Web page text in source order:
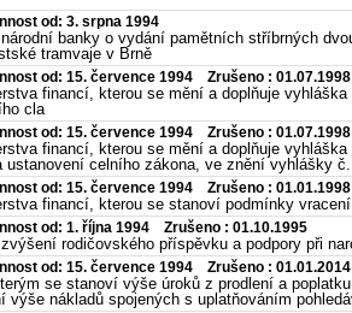
od: 3. srpna 1994
banky o vydání pamětních stříbrných
tramvaje v Brně
od: 15. července 1994 Zrušeno : 01.07.1998
financí, kterou se mění a doplňuje
cla
od: 15. července 1994 Zrušeno : 01.07.1998
financí, kterou se mění a doplňuje
ustanovení celního zákona, ve znění vyhlášky
od: 15. července 1994 Zrušeno : 01.01.1998
financí, kterou se stanoví podmínky
od: 1. října 1994 Zrušeno : 01.10.1995
rodičovského příspěvku a podpory při
od: 15. července 1994 Zrušeno : 01.01.2014
se stanoví výše úroků z prodlení a
výše nákladů spojených s uplatňováním